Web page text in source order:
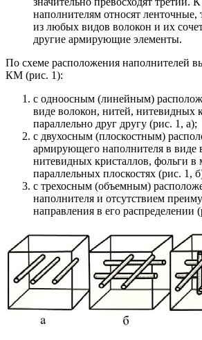
наполнителям относят ленточные,
из любых видов волокон и их
другие армирующие элементы.
По схеме расположения наполнителей
КМ (рис. 1):
с одноосным (линейным)
виде волокон, нитей, нитевидных
параллельно друг другу (рис. 1, а);
с двухосным (плоскостным)
армирующего наполнителя в виде
нитевидных кристаллов, фольги в
параллельных плоскостях (рис. 1,
с трехосным (объемным)
наполнителя и отсутствием
направления в его распределении